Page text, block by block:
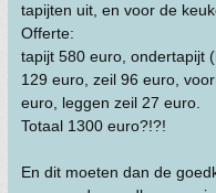
tapijten uit, en voor de
Offerte:
tapijt 580 euro, ondertapijt
129 euro, zeil 96 euro,
euro, leggen zeil 27 euro.
Totaal 1300 euro?!?!
En dit moeten dan de